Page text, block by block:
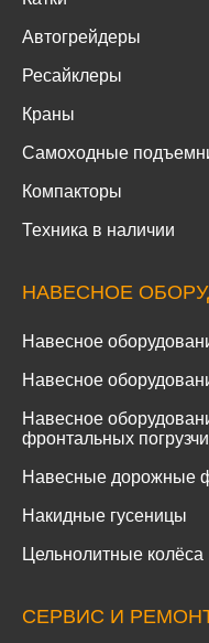
Автогрейдеры
Ресайклеры
Краны
Самоходные
Компакторы
Техника в наличии
НАВЕСНОЕ
Навесное
Навесное
Навесное
фронтальных
Навесные дорожные
Накидные гусеницы
Цельнолитные колёса
СЕРВИС И